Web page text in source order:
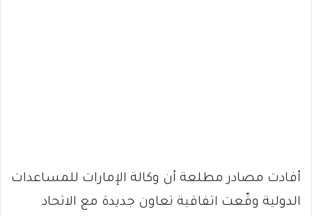
أفادت مصادر مطلعة أن وكالة الإمارات للمساعدات
الدولية وقّعت اتفاقية تعاون جديدة مع الاتحاد